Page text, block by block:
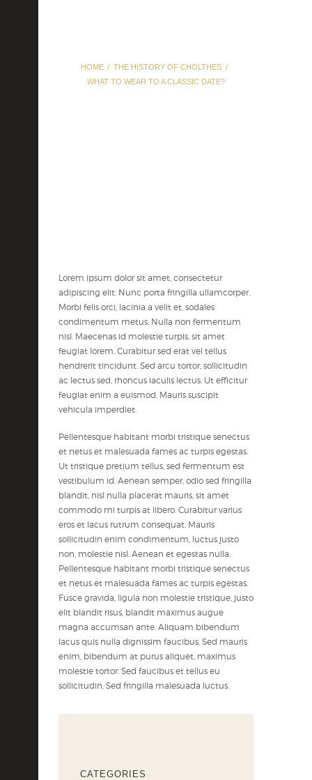
HOME
THE HISTORY OF CHOLTHES
WHAT TO WEAR TO A CLASSIC DATE?
Lorem ipsum dolor sit amet, consectetur
adipiscing elit. Nunc porta fringilla ullamcorper.
Morbi felis orci, lacinia a velit et, sodales
condimentum metus. Nulla non fermentum
nisl. Maecenas id molestie turpis, sit amet
feugiat lorem. Curabitur sed erat vel tellus
hendrerit tincidunt. Sed arcu tortor, sollicitudin
ac lectus sed, rhoncus iaculis lectus. Ut efficitur
feugiat enim a euismod. Mauris suscipit
vehicula imperdiet.
Pellentesque habitant morbi tristique senectus
et netus et malesuada fames ac turpis egestas.
Ut tristique pretium tellus, sed fermentum est
vestibulum id. Aenean semper, odio sed fringilla
blandit, nisl nulla placerat mauris, sit amet
commodo mi turpis at libero. Curabitur varius
eros et lacus rutrum consequat. Mauris
sollicitudin enim condimentum, luctus justo
non, molestie nisl. Aenean et egestas nulla.
Pellentesque habitant morbi tristique senectus
et netus et malesuada fames ac turpis egestas.
Fusce gravida, ligula non molestie tristique, justo
elit blandit risus, blandit maximus augue
magna accumsan ante. Aliquam bibendum
lacus quis nulla dignissim faucibus. Sed mauris
enim, bibendum at purus aliquet, maximus
molestie tortor. Sed faucibus et tellus eu
sollicitudin. Sed fringilla malesuada luctus.
CATEGORIES